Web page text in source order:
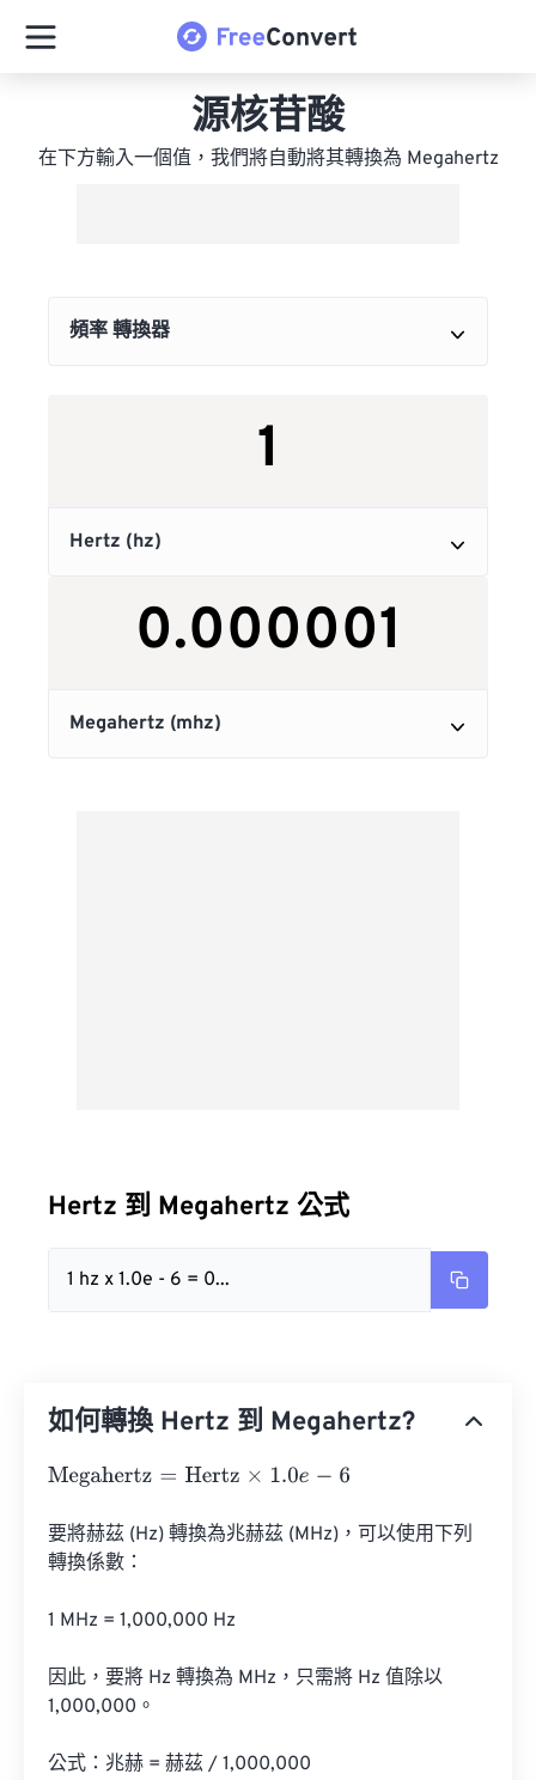
源核苷酸
在下方輸入一個值，我們將自動將其轉換為 Megahertz
Hertz 到 Megahertz 公式
1 hz x 1.0e - 6 = 0...
如何轉換 Hertz 到 Megahertz?
Megahertz= Hertz×1.0e -6
要將赫茲 (Hz) 轉換為兆赫茲 (MHz)，可以使用下列
轉換係數：
1 MHz = 1,000,000 Hz
因此，要將 Hz 轉換為 MHz，只需將 Hz 值除以
1,000,000。
公式：兆赫 = 赫茲 / 1,000,000